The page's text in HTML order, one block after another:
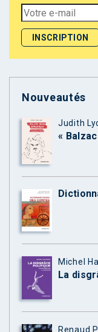
Nouveautés
Judith
«
Michel
La
Renaud